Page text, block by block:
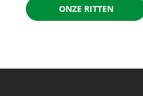
ONZE RITTEN